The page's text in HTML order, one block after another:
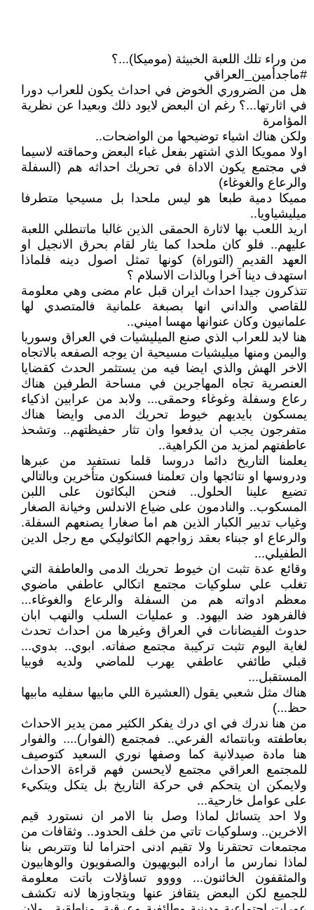
من وراء تلك اللعبة الخبيثة (موميكا)...؟
#ماجدأمين_العراقي
هل من الضروري الخوض في احداث يكون للعراب دورا
في اثارتها...؟ رغم ان البعض لايود ذلك وبعيدا عن نظرية
المؤامرة
ولكن هناك اشياء توضيحها من الواضحات..
اولا ممويكا الذي اشتهر بفعل غباء البعض وحماقته لاسيما
في مجتمع يكون الاداة في تحريك احداثه هم (السفلة
والرعاع والغوغاء)
مميكا دمية طبعا هو ليس ملحدا بل مسيحيا متطرفا
ميليشياويا..
اريد اللعب بها لاثارة الحمقى الذين غالبا ماتنطلي اللعبة
عليهم.. فلو كان ملحدا كما يثار لقام بحرق الانجيل او
العهد القديم (التوراة) كونها تمثل اصول دينه فلماذا
استهدف دينا آخرا وبالذات الاسلام ؟
تتذكرون جيدا احداث ايران قبل عام مضى وهي معلومة
للقاصي والداني انها بصبغة علمانية فالمتصدي لها
علمانيون وكان عنوانها مهسا اميني..
هنا لابد للعراب الذي صنع الميليشيات في العراق وسوريا
واليمن ومنها ميليشيات مسيحية ان يوجه الصفعه بالاتجاه
الاخر الهش والذي ايضا فيه من يستثمر الحدث كقضايا
العنصرية تجاه المهاجرين في مساحة الطرفين هناك
رعاع وسفلة وغوغاء وحمقى... ولابد من عرابين اذكياء
يمسكون بايديهم خيوط تحريك الدمى وايضا هناك
متفرجون يجب ان يدفعوا وان تثار حفيظتهم.. وتشحذ
عاطفتهم لمزيد من الكراهية..
يعلمنا التاريخ دائما دروسا قلما نستفيد من عبرها
ودروسها او نتائجها وان تعلمنا فسنكون متأخرين وبالتالي
تضيع علينا الحلول.. فنحن البكائون على اللبن
المسكوب.. والنادمون على ضياع الاندلس وخيانة الصغار
وغياب تدبير الكبار الذين هم اما صغارا يصنعهم السفلة.
والرعاع او جبناء بعقد زواجهم الكاثوليكي مع رجل الدين
الطفيلي...
وقائع عدة تثبت ان خيوط تحريك الدمى والعاطفة التي
تغلب علي سلوكيات مجتمع اتكالي عاطفي ماضوي
معظم ادواته هم من السفلة والرعاع والغوغاء...
فالفرهود ضد اليهود. و عمليات السلب والنهب ابان
حدوث الفيضانات في العراق وغيرها من احداث تحدث
لغاية اليوم تثبت تركيبة مجتمع صفاته. ابوي.. بدوي...
قبلي طائفي عاطفي يهرب للماضي ولديه فوبيا
المستقبل...
هناك مثل شعبي يقول (العشيرة اللي مابيها سفليه مابيها
حظ...)
من هنا ندرك في اي درك يفكر الكثير ممن يدير الاحداث
بعاطفته وبانتمائه الفرعي.. فمجتمع (الفوار).... والفوار
هنا مادة صيدلانية كما وصفها نوري السعيد كتوصيف
للمجتمع العراقي مجتمع لايحسن فهم قراءة الاحداث
ولايمكن ان يتحكم في حركة التاريخ بل يتكل ويتكيء
على عوامل خارحية...
ولا احد يتسائل لماذا وصل بنا الامر ان نستورد قيم
الاخرين.. وسلوكيات تاتي من خلف الحدود.. وثقافات من
مجتمعات تحتقرنا ولا تقيم ادنى احتراما لنا وتتربص بنا
لماذا نمارس ما اراده البويهيون والصفويون والوهابيون
والمثقفون الخائنون... وووو تساؤلات باتت معلومة
للجميع لكن البعض يتقافز عنها ويتجاوزها لانه تكشف